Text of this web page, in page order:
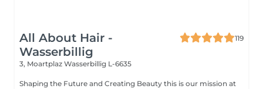
All About Hair -
Wasserbillig
119
3, Moartplaz Wasserbillig L-6635
Shaping the Future and Creating Beauty this is our mission at